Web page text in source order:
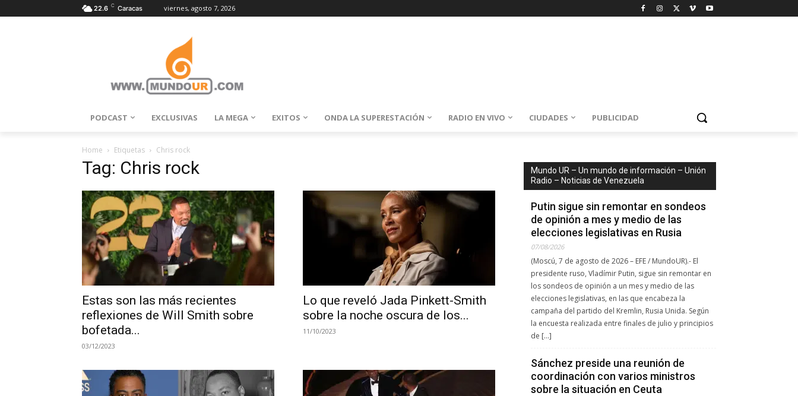
22.6 C Caracas viernes, agosto 7, 2026
PODCAST EXCLUSIVAS LA MEGA EXITOS ONDA LA SUPERESTACIÓN RADIO EN VIVO CIUDADES PUBLICIDAD
Home Etiquetas Chris rock
Tag: Chris rock
Estas son las más recientes
reflexiones de Will Smith sobre
bofetada...
03/12/2023
Lo que reveló Jada Pinkett-Smith
sobre la noche oscura de los...
11/10/2023
Mundo UR – Un mundo de información – Unión
Radio – Noticias de Venezuela
Putin sigue sin remontar en sondeos
de opinión a mes y medio de las
elecciones legislativas en Rusia
07/08/2026
(Moscú, 7 de agosto de 2026 – EFE / MundoUR).- El
presidente ruso, Vladímir Putin, sigue sin remontar en
los sondeos de opinión a un mes y medio de las
elecciones legislativas, en las que encabeza la
campaña del partido del Kremlin, Rusia Unida. Según
la encuesta realizada entre finales de julio y principios
de […]
Sánchez preside una reunión de
coordinación con varios ministros
sobre la situación en Ceuta